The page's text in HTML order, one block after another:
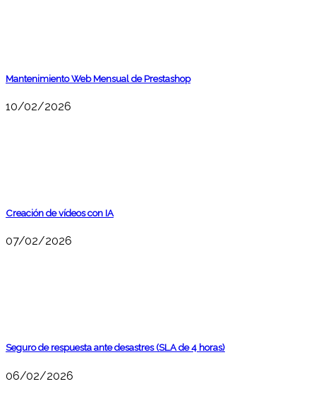
Mantenimiento Web Mensual de Prestashop
10/02/2026
Creación de vídeos con IA
07/02/2026
Seguro de respuesta ante desastres (SLA de 4 horas)
06/02/2026